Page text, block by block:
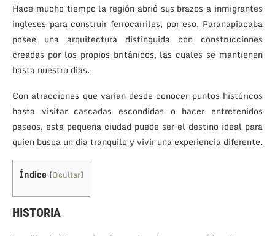
Hace mucho tiempo la región abrió sus brazos a inmigrantes
ingleses para construir ferrocarriles, por eso, Paranapiacaba
posee una arquitectura distinguida con construcciones
creadas por los propios británicos, las cuales se mantienen
hasta nuestro dias.
Con atracciones que varían desde conocer puntos históricos
hasta visitar cascadas escondidas o hacer entretenidos
paseos, esta pequeña ciudad puede ser el destino ideal para
quien busca un dia tranquilo y vivir una experiencia diferente.
Índice [Ocultar]
HISTORIA